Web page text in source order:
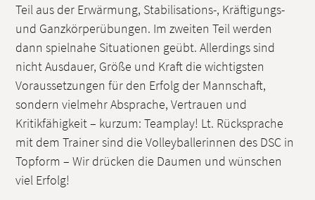
Teil aus der Erwärmung, Stabilisations-, Kräftigungs-
und Ganzkörperübungen. Im zweiten Teil werden
dann spielnahe Situationen geübt. Allerdings sind
nicht Ausdauer, Größe und Kraft die wichtigsten
Voraussetzungen für den Erfolg der Mannschaft,
sondern vielmehr Absprache, Vertrauen und
Kritikfähigkeit – kurzum: Teamplay! Lt. Rücksprache
mit dem Trainer sind die Volleyballerinnen des DSC in
Topform – Wir drücken die Daumen und wünschen
viel Erfolg!